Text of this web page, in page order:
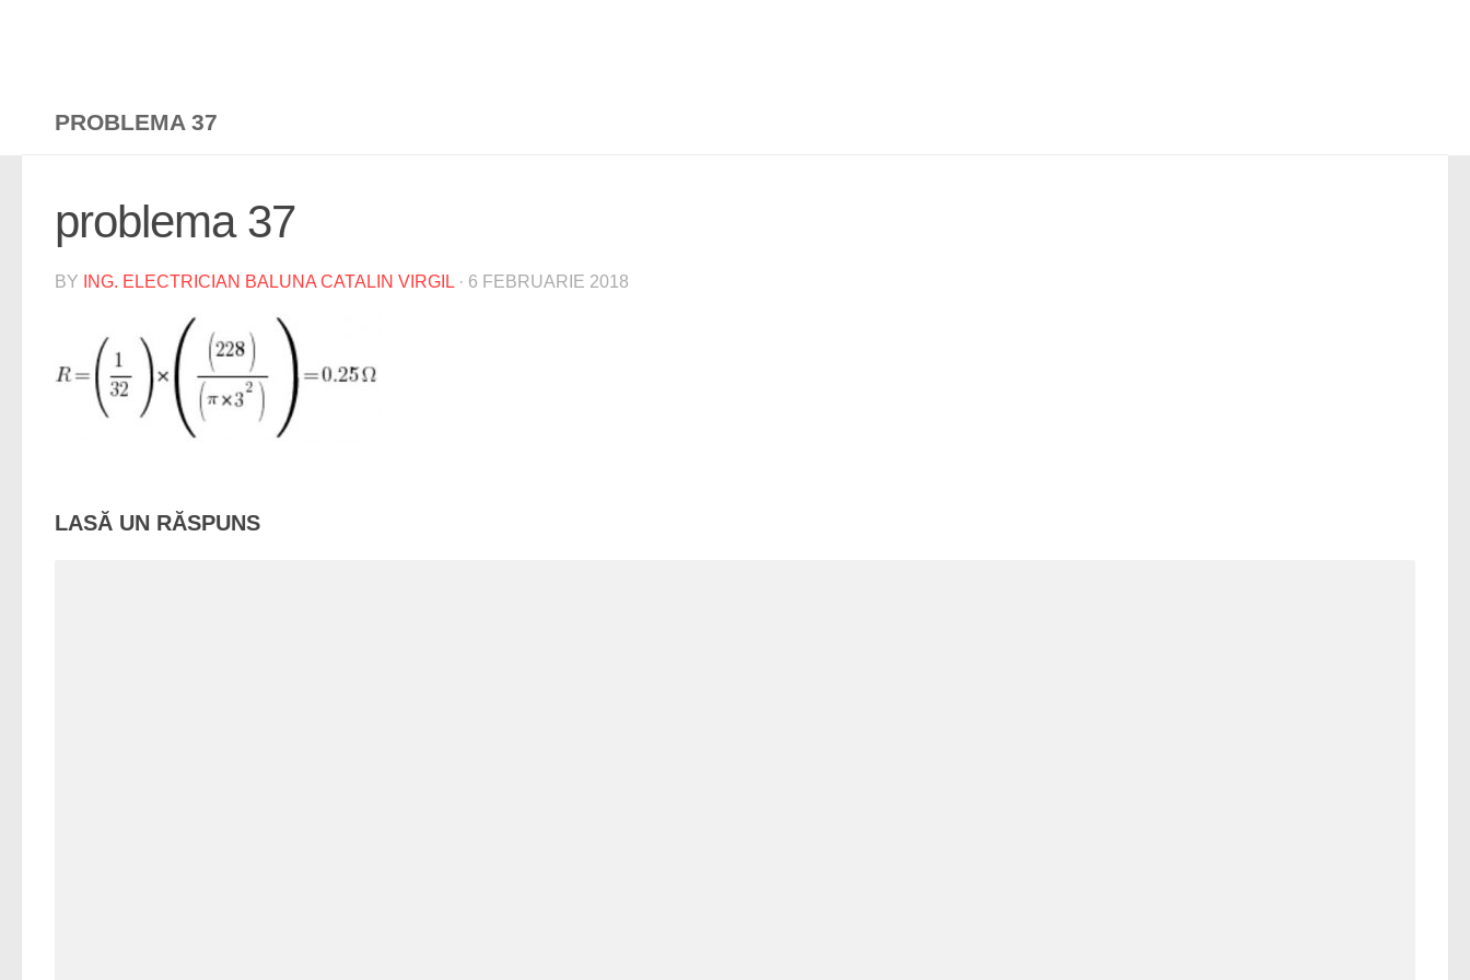
PROBLEMA 37
problema 37
BY ING. ELECTRICIAN BALUNA CATALIN VIRGIL · 6 FEBRUARIE 2018
LASĂ UN RĂSPUNS